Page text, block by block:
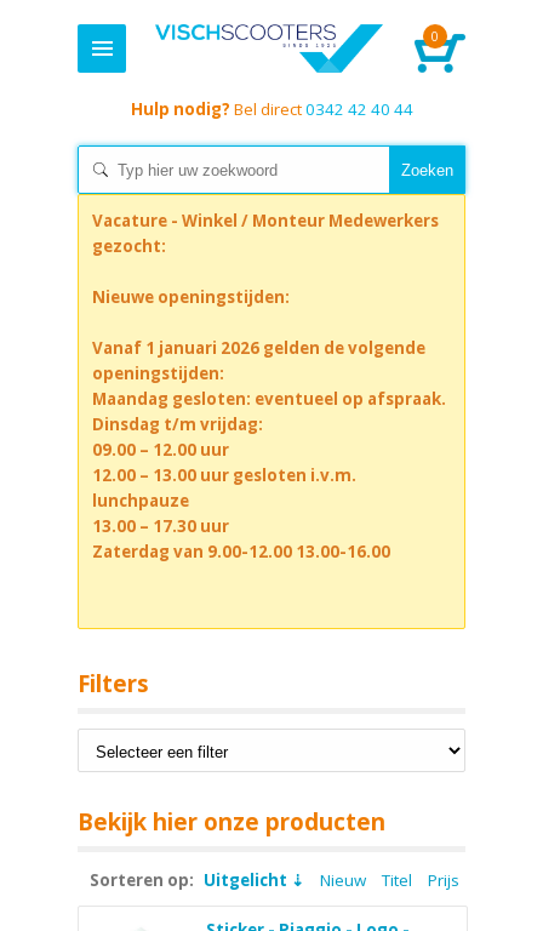
0
Hulp nodig? Bel direct0342 42 40 44
Vacature - Winkel / Monteur Medewerkers
gezocht:
Nieuwe openingstijden:
Vanaf 1 januari 2026 gelden de volgende
openingstijden:
Maandag gesloten: eventueel op afspraak.
Dinsdag t/m vrijdag:
09.00 – 12.00 uur
12.00 – 13.00 uur gesloten i.v.m.
lunchpauze
13.00 – 17.30 uur
Zaterdag van 9.00-12.00 13.00-16.00
Filters
Bekijk hier onze producten
Sorteren op: Uitgelicht Nieuw Titel Prijs